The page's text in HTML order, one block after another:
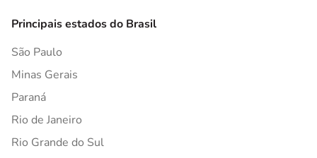
Principais estados do Brasil
São Paulo
Minas Gerais
Paraná
Rio de Janeiro
Rio Grande do Sul